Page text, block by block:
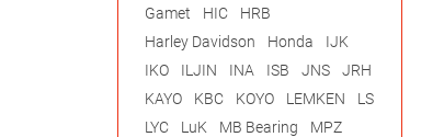
Gamet
HIC
HRB
Harley Davidson
Honda
IJK
IKO
ILJIN INA ISB JNS
JRH
KAYO
KBC KOYO LEMKEN
LS
LYC
LuK MB Bearing
MPZ